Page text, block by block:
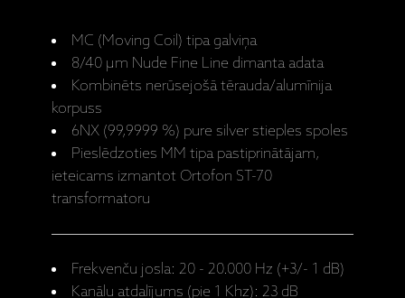
MC (Moving Coil) tipa galviņa
8/40 µm Nude Fine Line dimanta adata
Kombinēts nerūsejošā tērauda/alumīnija
korpuss
6NX (99,9999 %) pure silver stieples spoles
Pieslēdzoties MM tipa pastiprinātājam,
ieteicams izmantot Ortofon ST-70
transformatoru
Frekvenču josla: 20 - 20.000 Hz (+3/- 1 dB)
Kanālu atdalījums (pie 1 Khz): 23 dB